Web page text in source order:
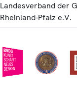
Landesverband der
Rheinland-Pfalz e.V.